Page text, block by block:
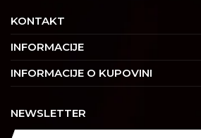
KONTAKT
Adresa
Trgovačka 7/2, Čukarica
11030 Beograd, Srbija
INFORMACIJE
O nama
Saradnja
INFORMACIJE O KUPOVINI
Izjava o privatnosti i sigurnosti podataka
NEWSLETTER